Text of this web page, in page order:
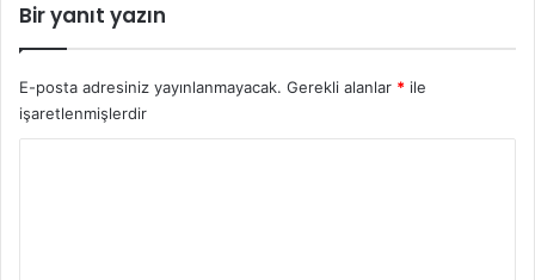
Bir yanıt yazın
E-posta adresiniz yayınlanmayacak. Gerekli alanlar * ile
işaretlenmişlerdir